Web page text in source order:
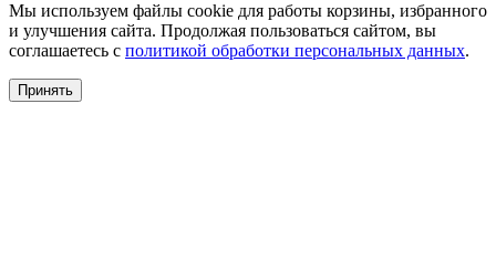
Мы используем файлы cookie для работы корзины, избранного
и улучшения сайта. Продолжая пользоваться сайтом, вы
соглашаетесь с политикой обработки персональных данных.
Принять